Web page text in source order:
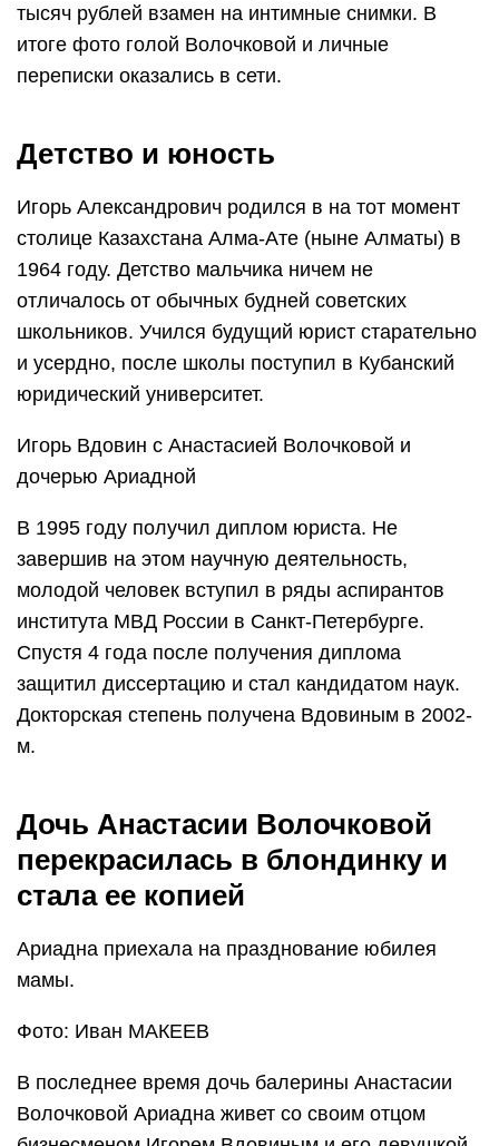
тысяч рублей взамен на интимные снимки. В
итоге фото голой Волочковой и личные
переписки оказались в сети.
Детство и юность
Игорь Александрович родился в на тот момент
столице Казахстана Алма-Ате (ныне Алматы) в
1964 году. Детство мальчика ничем не
отличалось от обычных будней советских
школьников. Учился будущий юрист старательно
и усердно, после школы поступил в Кубанский
юридический университет.
Игорь Вдовин с Анастасией Волочковой и
дочерью Ариадной
В 1995 году получил диплом юриста. Не
завершив на этом научную деятельность,
молодой человек вступил в ряды аспирантов
института МВД России в Санкт-Петербурге.
Спустя 4 года после получения диплома
защитил диссертацию и стал кандидатом наук.
Докторская степень получена Вдовиным в 2002-
м.
Дочь Анастасии Волочковой
перекрасилась в блондинку и
стала ее копией
Ариадна приехала на празднование юбилея
мамы.
Фото: Иван МАКЕЕВ
В последнее время дочь балерины Анастасии
Волочковой Ариадна живет со своим отцом